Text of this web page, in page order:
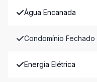
Água Encanada
Condomínio Fechado
Energia Elétrica